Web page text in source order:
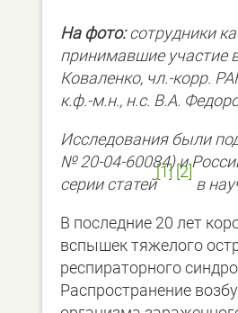
На фото:сотрудники
принимавшие участие
Коваленко, чл.-корр.
к.ф.-м.н., н.с. В.А.
Исследования были
№20-04-60084) и
серии статей
[1] [2]
в
В последние 20 лет
вспышек тяжелого
респираторного
Распространение